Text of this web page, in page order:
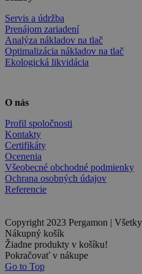
Servis a údržba
Prenájom zariadení
Analýza nákladov na tlač
Optimalizácia nákladov na tlač
Ekologická likvidácia
O nás
Profil spoločnosti
Kontakty
Certifikáty
Ocenenia
Všeobecné obchodné podmienky
Ochrana osobných údajov
Referencie
Copyright 2023 Pergamon |
Nákupný košík
Žiadne produkty v košíku!
Pokračovať v nákupe
Go to Top